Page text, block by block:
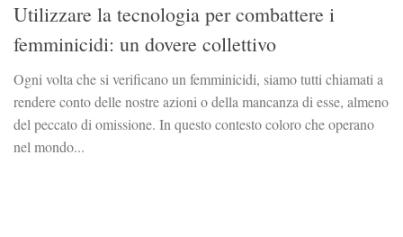
Utilizzare la tecnologia per combattere i
femminicidi: un dovere collettivo
Ogni volta che si verificano un femminicidi, siamo tutti chiamati a
rendere conto delle nostre azioni o della mancanza di esse, almeno
del peccato di omissione. In questo contesto coloro che operano
nel mondo...